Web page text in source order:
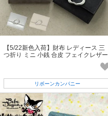
【5/22新色入荷】財布 レディース 三
つ折り ミニ 小銭 合皮 フェイクレザー
リボーンカンパニー